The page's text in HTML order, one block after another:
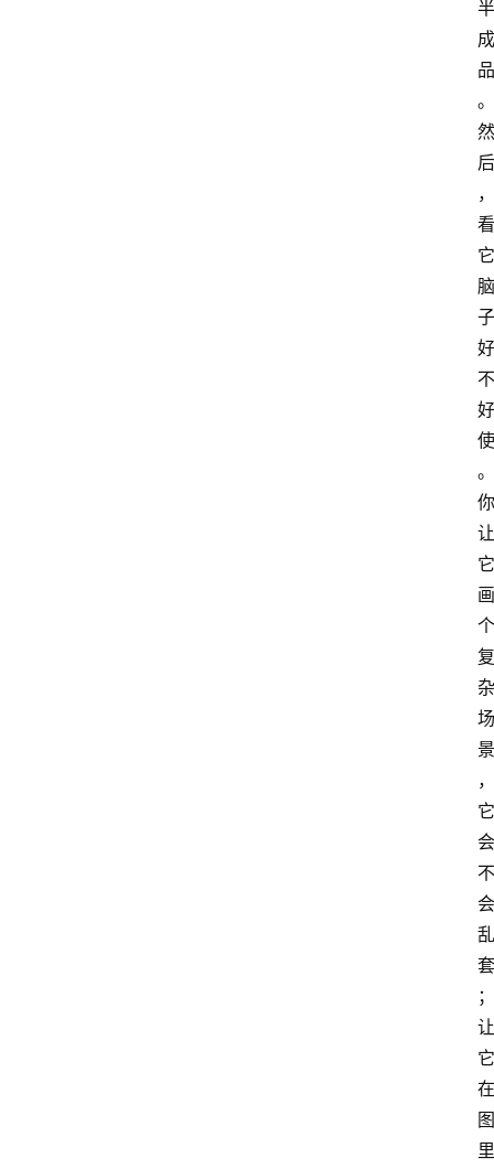
半
成
品
。
然
后
，
看
它
脑
子
好
不
好
使
。
你
让
它
画
个
复
杂
场
景
，
它
会
不
会
乱
套
；
让
它
在
图
里